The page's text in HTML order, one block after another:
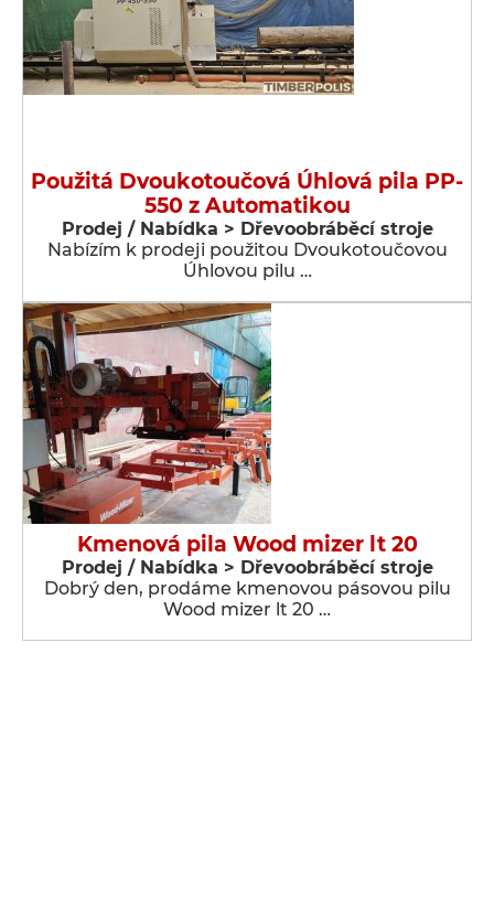
Použitá Dvoukotoučová Úhlová pila PP-
550 z Automatikou
Prodej / Nabídka > Dřevoobráběcí stroje
Nabízím k prodeji použitou Dvoukotoučovou
Úhlovou pilu …
Kmenová pila Wood mizer lt 20
Prodej / Nabídka > Dřevoobráběcí stroje
Dobrý den, prodáme kmenovou pásovou pilu
Wood mizer lt 20 …